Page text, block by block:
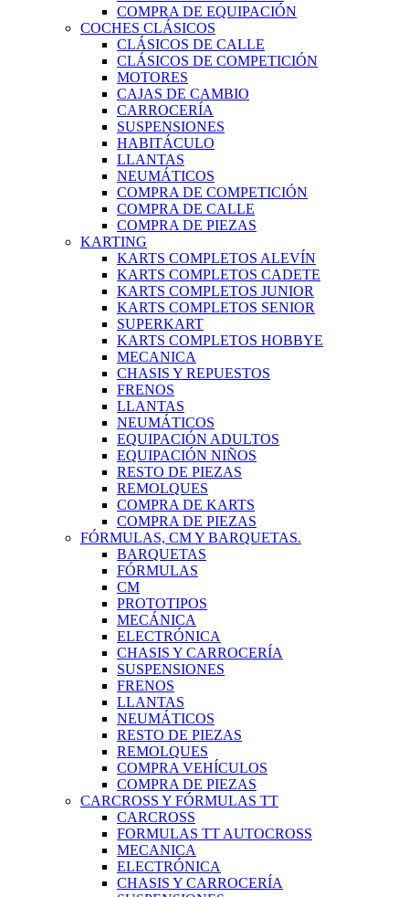
COMPRA DE EQUIPACIÓN
COCHES CLÁSICOS
CLÁSICOS DE CALLE
CLÁSICOS DE COMPETICIÓN
MOTORES
CAJAS DE CAMBIO
CARROCERÍA
SUSPENSIONES
HABITÁCULO
LLANTAS
NEUMÁTICOS
COMPRA DE COMPETICIÓN
COMPRA DE CALLE
COMPRA DE PIEZAS
KARTING
KARTS COMPLETOS ALEVÍN
KARTS COMPLETOS CADETE
KARTS COMPLETOS JUNIOR
KARTS COMPLETOS SENIOR
SUPERKART
KARTS COMPLETOS HOBBYE
MECANICA
CHASIS Y REPUESTOS
FRENOS
LLANTAS
NEUMÁTICOS
EQUIPACIÓN ADULTOS
EQUIPACIÓN NIÑOS
RESTO DE PIEZAS
REMOLQUES
COMPRA DE KARTS
COMPRA DE PIEZAS
FÓRMULAS, CM Y BARQUETAS.
BARQUETAS
FÓRMULAS
CM
PROTOTIPOS
MECÁNICA
ELECTRÓNICA
CHASIS Y CARROCERÍA
SUSPENSIONES
FRENOS
LLANTAS
NEUMÁTICOS
RESTO DE PIEZAS
REMOLQUES
COMPRA VEHÍCULOS
COMPRA DE PIEZAS
CARCROSS Y FÓRMULAS TT
CARCROSS
FORMULAS TT AUTOCROSS
MECANICA
ELECTRÓNICA
CHASIS Y CARROCERÍA